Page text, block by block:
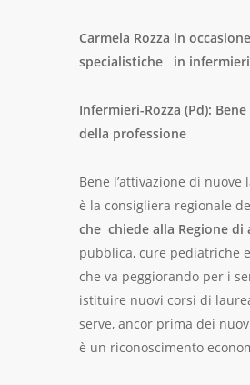
Carmela Rozza in
specialistiche in
Infermieri-Rozza (Pd):
della professione
Bene l’attivazione di
è la consigliera regionale
che chiede alla Regione
pubblica, cure pediatriche
che va peggiorando per i
istituire nuovi corsi di
serve, ancor prima dei
è un riconoscimento